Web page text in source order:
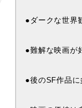
●ダークな世界
●難解な映画が
●後のSF作品に